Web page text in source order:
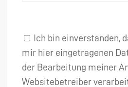
Ich bin einverstanden,
mir hier eingetragenen
der Bearbeitung meiner
Websitebetreiber